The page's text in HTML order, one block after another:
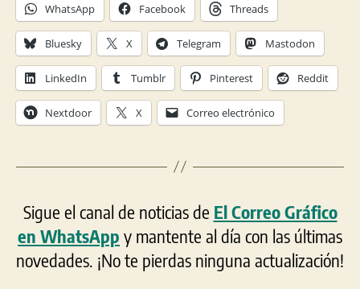
WhatsApp Facebook Threads
Bluesky X Telegram Mastodon
LinkedIn Tumblr Pinterest Reddit
Nextdoor X Correo electrónico
Sigue el canal de noticias de El Correo Gráfico
en WhatsApp y mantente al día con las últimas
novedades. ¡No te pierdas ninguna actualización!